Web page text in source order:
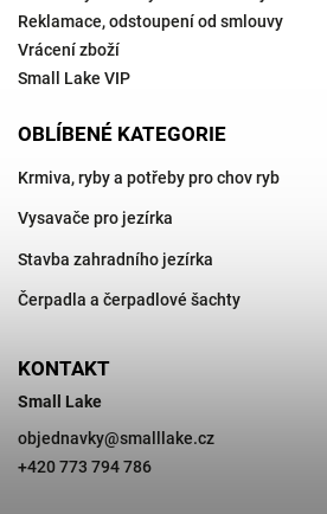
Reklamace, odstoupení od smlouvy
Vrácení zboží
Small Lake VIP
OBLÍBENÉ KATEGORIE
Krmiva, ryby a potřeby pro chov ryb
Vysavače pro jezírka
Stavba zahradního jezírka
Čerpadla a čerpadlové šachty
KONTAKT
Small Lake
objednavky@smalllake.cz
+420 773 794 786